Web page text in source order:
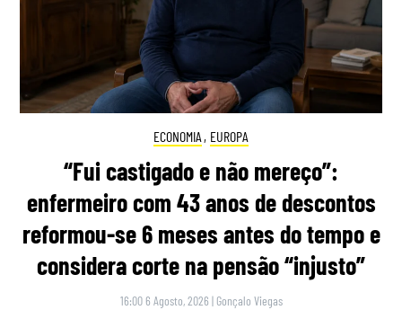
ECONOMIA , EUROPA
“Fui castigado e não mereço”:
enfermeiro com 43 anos de descontos
reformou-se 6 meses antes do tempo e
considera corte na pensão “injusto”
16:00 6 Agosto, 2026 | Gonçalo Viegas